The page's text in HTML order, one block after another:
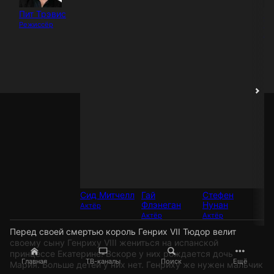
Главная ТВ-каналы Поиск Ещё
Пит Трэвис
Режиссёр
Сид Митчелл
Актёр
Гай
Флэнеган
Актёр
Стефен
Нунан
Актёр
Перед своей смертью король Генрих VII Тюдор велит
своему сыну Генриху VIII жениться на испанской
принцессе Екатерине. Вскоре у них рождается дочь
Мария. Больше детей у них нет. Генриху же нужен мальчик